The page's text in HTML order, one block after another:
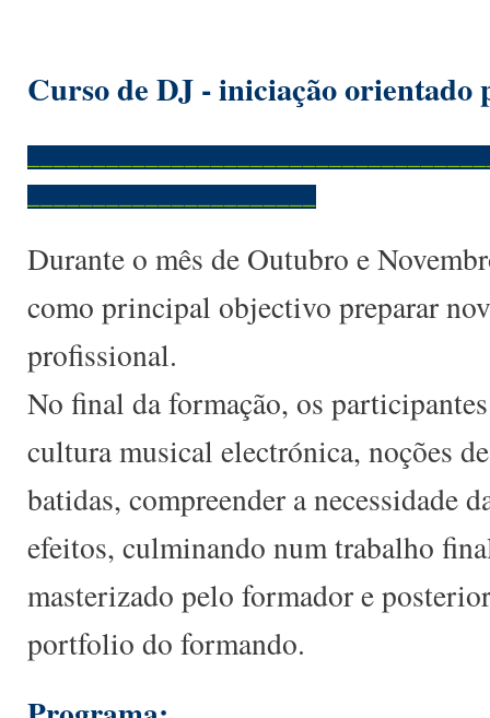
Curso de DJ - iniciação orientado
______________________
Durante o mês de Outubro e
como principal objectivo preparar
profissional.
No final da formação, os
cultura musical electrónica, noções
batidas, compreender a necessidade
efeitos, culminando num trabalho
masterizado pelo formador e
portfolio do formando.